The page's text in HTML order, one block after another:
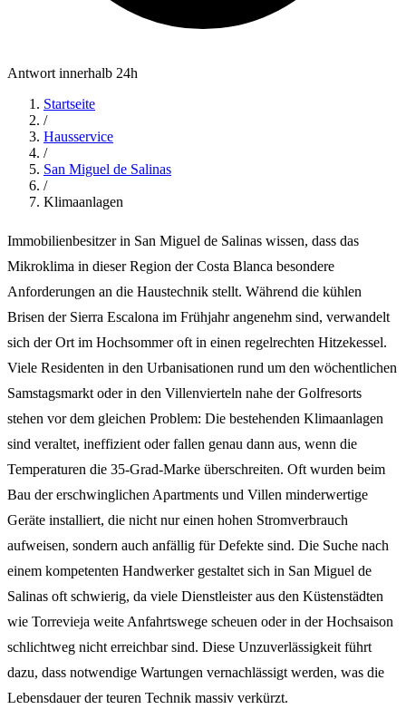
Antwort innerhalb 24h
Startseite
/
Hausservice
/
San Miguel de Salinas
/
Klimaanlagen
Immobilienbesitzer in San Miguel de Salinas wissen, dass das
Mikroklima in dieser Region der Costa Blanca besondere
Anforderungen an die Haustechnik stellt. Während die kühlen
Brisen der Sierra Escalona im Frühjahr angenehm sind, verwandelt
sich der Ort im Hochsommer oft in einen regelrechten Hitzekessel.
Viele Residenten in den Urbanisationen rund um den wöchentlichen
Samstagsmarkt oder in den Villenvierteln nahe der Golfresorts
stehen vor dem gleichen Problem: Die bestehenden Klimaanlagen
sind veraltet, ineffizient oder fallen genau dann aus, wenn die
Temperaturen die 35-Grad-Marke überschreiten. Oft wurden beim
Bau der erschwinglichen Apartments und Villen minderwertige
Geräte installiert, die nicht nur einen hohen Stromverbrauch
aufweisen, sondern auch anfällig für Defekte sind. Die Suche nach
einem kompetenten Handwerker gestaltet sich in San Miguel de
Salinas oft schwierig, da viele Dienstleister aus den Küstenstädten
wie Torrevieja weite Anfahrtswege scheuen oder in der Hochsaison
schlichtweg nicht erreichbar sind. Diese Unzuverlässigkeit führt
dazu, dass notwendige Wartungen vernachlässigt werden, was die
Lebensdauer der teuren Technik massiv verkürzt.